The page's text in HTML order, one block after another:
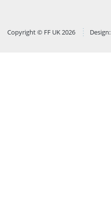
Copyright © FF UK 2026 Design: